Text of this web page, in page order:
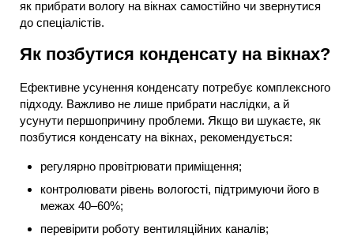
як прибрати вологу на вікнах самостійно чи звернутися
до спеціалістів.
Як позбутися конденсату на вікнах?
Ефективне усунення конденсату потребує комплексного
підходу. Важливо не лише прибрати наслідки, а й
усунути першопричину проблеми. Якщо ви шукаєте, як
позбутися конденсату на вікнах, рекомендується:
регулярно провітрювати приміщення;
контролювати рівень вологості, підтримуючи його в
межах 40–60%;
перевірити роботу вентиляційних каналів;